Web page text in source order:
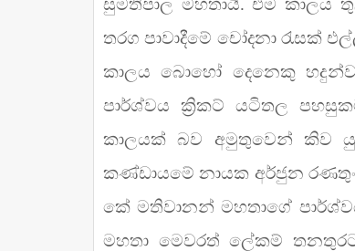
සුමතිපාල මහතායි. එම කාලය
තරග පාවාදීමේ චෝදනා රැසක්
කාලය බොහෝ දෙනෙකු
පාර්ශ්වය ක්‍රිකට් යටිතල
කාලයක් බව අමුතුවෙන් කිව
කණ්ඩායමේ නායක අර්ජුන
කේ මතිවානන් මහතාගේ
මහතා මෙවරත් ලේකම්